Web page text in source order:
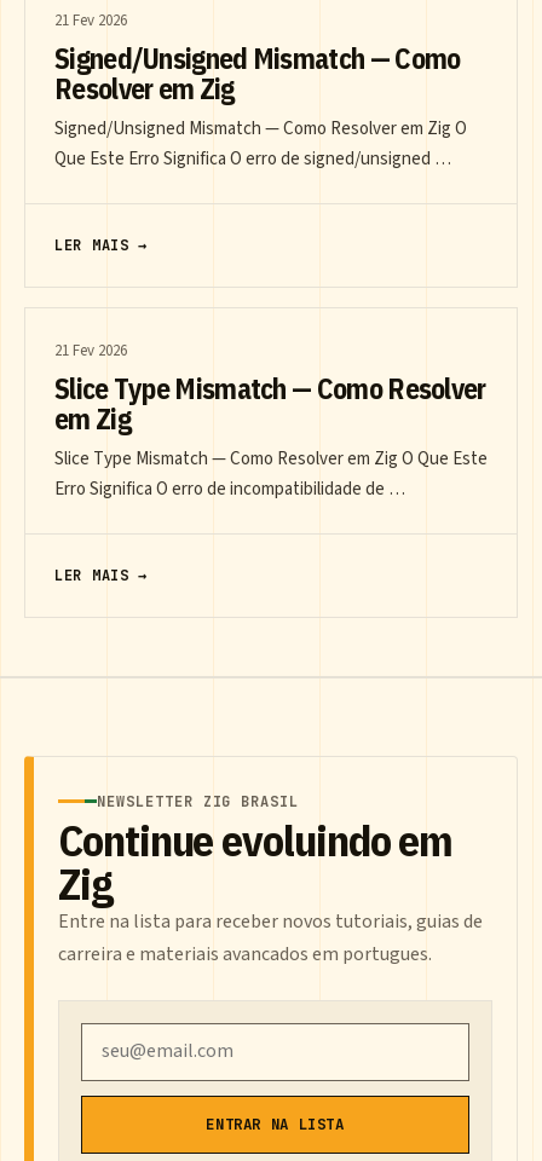
21 Fev 2026
Signed/Unsigned Mismatch — Como
Resolver em Zig
Signed/Unsigned Mismatch — Como Resolver em Zig O
Que Este Erro Significa O erro de signed/unsigned …
LER MAIS →
21 Fev 2026
Slice Type Mismatch — Como Resolver
em Zig
Slice Type Mismatch — Como Resolver em Zig O Que Este
Erro Significa O erro de incompatibilidade de …
LER MAIS →
NEWSLETTER ZIG BRASIL
Continue evoluindo em
Zig
Entre na lista para receber novos tutoriais, guias de
carreira e materiais avancados em portugues.
ENTRAR NA LISTA